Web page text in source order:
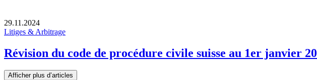
29.11.2024
Litiges & Arbitrage
Révision du code de procédure civile suisse au 1er janvier
Afficher plus d’articles